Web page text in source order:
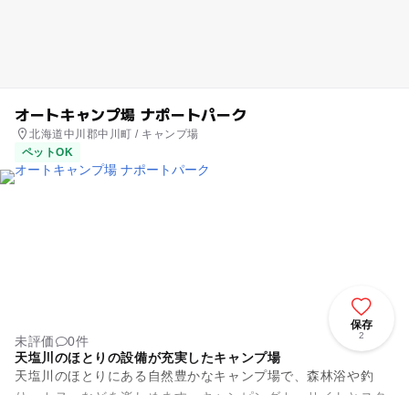
オートキャンプ場 ナポートパーク
北海道中川郡中川町 / キャンプ場
ペットOK
保存
2
未評価
0件
天塩川のほとりの設備が充実したキャンプ場
天塩川のほとりにある自然豊かなキャンプ場で、森林浴や釣